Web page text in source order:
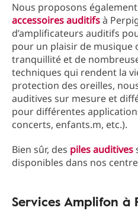
Nous proposons
accessoires auditifsà
d’amplificateurs auditifs
pour un plaisir de musique
tranquillité et de
techniques qui rendent la
protection des oreilles,
auditives sur mesure et
pour différentes
concerts, enfants.m, etc.).
Bien sûr, des piles auditives
disponibles dans nos
Services Amplifon à